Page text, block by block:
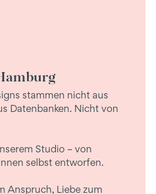
stammen nicht aus
Datenbanken. Nicht von
Studio – von
selbst entworfen.
Anspruch, Liebe zum